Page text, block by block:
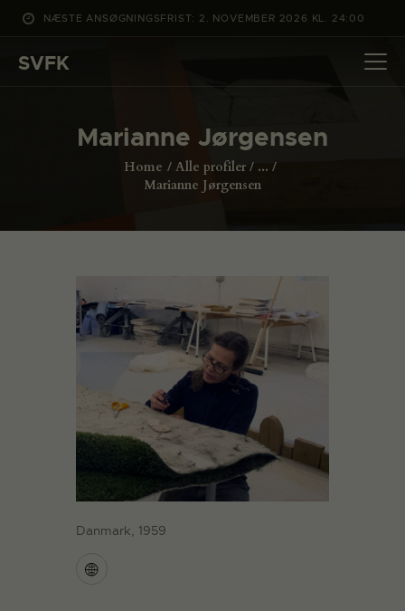
NÆSTE ANSØGNINGSFRIST: 2. NOVEMBER 2026 KL. 24:00
SVFK
Marianne Jørgensen
Home Alle profiler
...
Marianne Jørgensen
DET SKER
CHANNEL
Danmark, 1959